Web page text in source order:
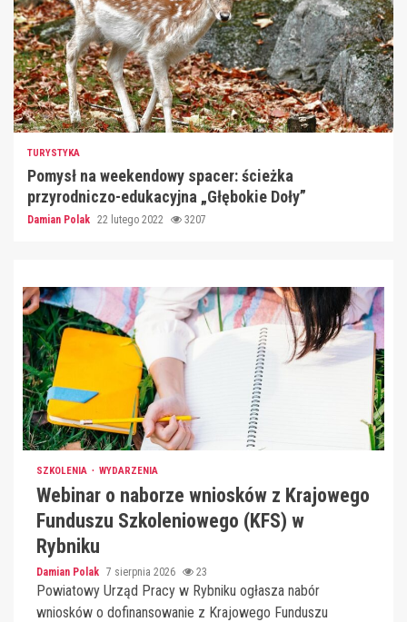
TURYSTYKA
Pomysł na weekendowy spacer: ścieżka
przyrodniczo-edukacyjna „Głębokie Doły”
Damian Polak 22 lutego 2022 3207
SZKOLENIA WYDARZENIA
Webinar o naborze wniosków z Krajowego
Funduszu Szkoleniowego (KFS) w
Rybniku
Damian Polak 7 sierpnia 2026 23
Powiatowy Urząd Pracy w Rybniku ogłasza nabór
wniosków o dofinansowanie z Krajowego Funduszu